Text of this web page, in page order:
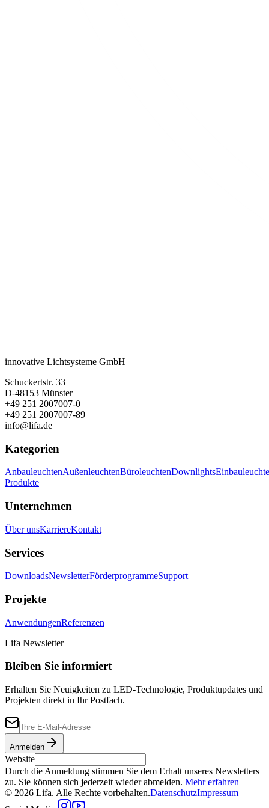
innovative Lichtsysteme GmbH
Schuckertstr. 33
D-48153 Münster
+49 251 2007007-0
+49 251 2007007-89
info@lifa.de
Kategorien
AnbauleuchtenAußenleuchtenBüroleuchtenDownlights
Produkte
Unternehmen
Über unsKarriereKontakt
Services
DownloadsNewsletterFörderprogrammeSupport
Projekte
AnwendungenReferenzen
Lifa Newsletter
Bleiben Sie informiert
Erhalten Sie Neuigkeiten zu LED-Technologie, Produktupdates und
Projekten direkt in Ihr Postfach.
Anmelden
Website
Durch die Anmeldung stimmen Sie dem Erhalt unseres Newsletters
zu. Sie können sich jederzeit wieder abmelden. Mehr erfahren
© 2026 Lifa. Alle Rechte vorbehalten.DatenschutzImpressum